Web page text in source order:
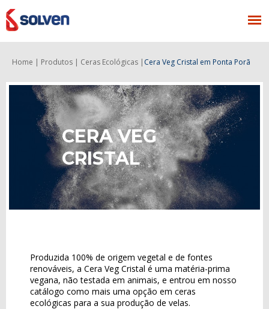
Home | Produtos | Ceras Ecológicas | Cera Veg Cristal em Ponta Porã
CERA VEG
CRISTAL
Produzida 100% de origem vegetal e de fontes
renováveis, a Cera Veg Cristal é uma matéria-prima
vegana, não testada em animais, e entrou em nosso
catálogo como mais uma opção em ceras
ecológicas para a sua produção de velas.